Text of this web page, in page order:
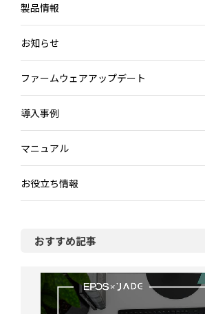
製品情報
お知らせ
ファームウェアアップデート
導入事例
マニュアル
お役立ち情報
おすすめ記事